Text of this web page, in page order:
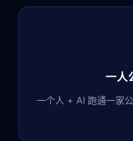
一人
一个人 + AI 跑通一家